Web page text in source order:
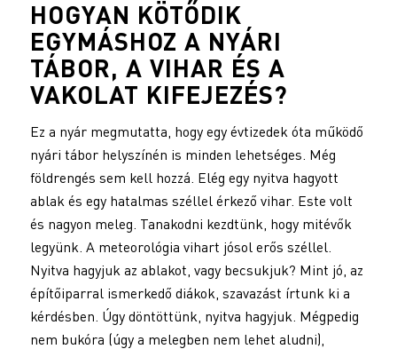
HOGYAN KÖTŐDIK
EGYMÁSHOZ A NYÁRI
TÁBOR, A VIHAR ÉS A
VAKOLAT KIFEJEZÉS?
Ez a nyár megmutatta, hogy egy évtizedek óta működő
nyári tábor helyszínén is minden lehetséges. Még
földrengés sem kell hozzá. Elég egy nyitva hagyott
ablak és egy hatalmas széllel érkező vihar. Este volt
és nagyon meleg. Tanakodni kezdtünk, hogy mitévők
legyünk. A meteorológia vihart jósol erős széllel.
Nyitva hagyjuk az ablakot, vagy becsukjuk? Mint jó, az
építőiparral ismerkedő diákok, szavazást írtunk ki a
kérdésben. Úgy döntöttünk, nyitva hagyjuk. Mégpedig
nem bukóra (úgy a melegben nem lehet aludni),